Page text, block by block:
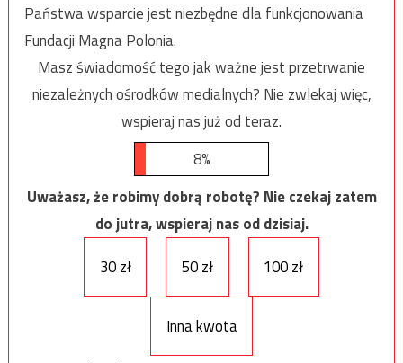
Państwa wsparcie jest niezbędne dla funkcjonowania
Fundacji Magna Polonia.
Masz świadomość tego jak ważne jest przetrwanie
niezależnych ośrodków medialnych? Nie zwlekaj więc,
wspieraj nas już od teraz.
8%
Uważasz, że robimy dobrą robotę? Nie czekaj zatem
do jutra, wspieraj nas od dzisiaj.
30 zł
50 zł 100 zł
Inna kwota